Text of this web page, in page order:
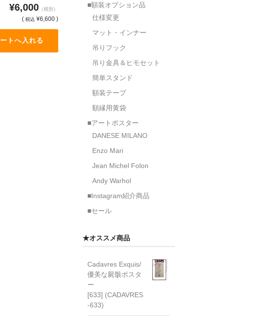
¥6,000 （税別）
( 税込 ¥6,600 )
■額装オプション品
仕様変更
マット・インナー
吊りフック
吊り金具＆ヒモセット
簡単スタンド
額装テープ
額縁用黄袋
■アートポスター
DANESE MILANO
Enzo Mari
Jean Michel Folon
Andy Warhol
■Instagram紹介商品
■セール
★オススメ商品
Cadavres Exquis/
優美な屍骸ポスタ
ー
[633] (CADAVRES
-633)